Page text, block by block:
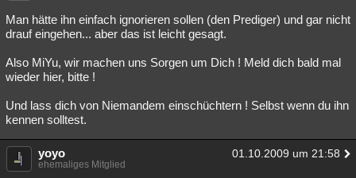
Man hätte ihn einfach ignorieren sollen (den Prediger) und gar nicht
drauf eingehen... aber das ist leicht gesagt.
Also MiYu, wir machen uns Sorgen um Dich ! Meld dich bald mal
wieder hier, bitte !
Und lass dich von Niemandem einschüchtern ! Selbst wenn du ihn
kennen solltest.
yoyo 01.10.2009 um 21:58
ehemaliges Mitglied